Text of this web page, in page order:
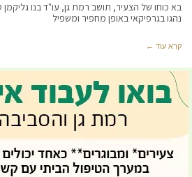
בא כוחו של הצעיר, תושב רמת גן, עו"ד בנו גליקמן
נהגו בגרפיקאי באופן מחפיר ומשפיל
קרא עוד ←